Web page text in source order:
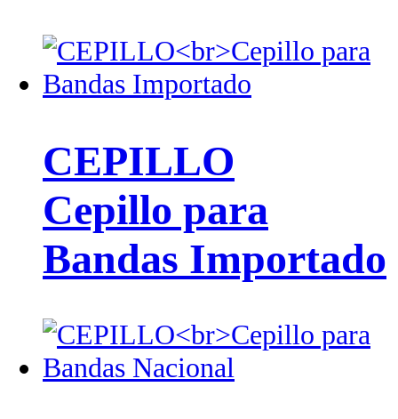
CEPILLO
Cepillo para
Bandas Importado